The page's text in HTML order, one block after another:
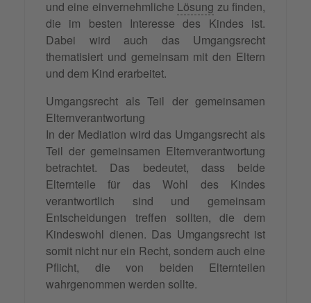
und eine einvernehmliche Lösung zu finden,
die im besten Interesse des Kindes ist.
Dabei wird auch das Umgangsrecht
thematisiert und gemeinsam mit den Eltern
und dem Kind erarbeitet.
Umgangsrecht als Teil der gemeinsamen
Elternverantwortung
In der Mediation wird das Umgangsrecht als
Teil der gemeinsamen Elternverantwortung
betrachtet. Das bedeutet, dass beide
Elternteile für das Wohl des Kindes
verantwortlich sind und gemeinsam
Entscheidungen treffen sollten, die dem
Kindeswohl dienen. Das Umgangsrecht ist
somit nicht nur ein Recht, sondern auch eine
Pflicht, die von beiden Elternteilen
wahrgenommen werden sollte.